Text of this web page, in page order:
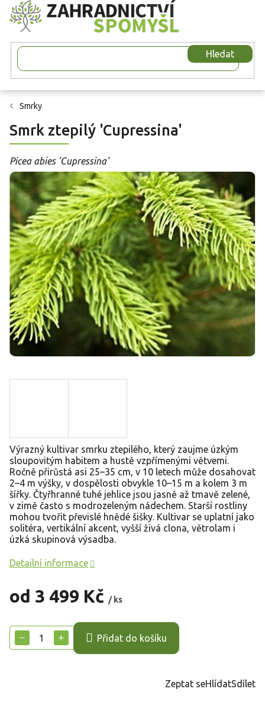
Přejít
na
obsah
Hledat
Smrky
Smrk ztepilý 'Cupressina'
Picea abies 'Cupressina'
od 3 499 Kč / ks
cena:
+
− Přidat do košíku
Výrazný kultivar smrku ztepilého, který zaujme úzkým
sloupovitým habitem a hustě vzpřímenými větvemi.
Ročně přirůstá asi 25–35 cm, v 10 letech může dosahovat
2–4 m výšky, v dospělosti obvykle 10–15 m a kolem 3 m
šířky. Čtyřhranné tuhé jehlice jsou jasně až tmavě zelené,
v zimě často s modrozeleným nádechem. Starší rostliny
mohou tvořit převislé hnědé šišky. Kultivar se uplatní jako
solitéra, vertikální akcent, vyšší živá clona, větrolam i
úzká skupinová výsadba.
Detailní informace
Zeptat seHlídatSdílet